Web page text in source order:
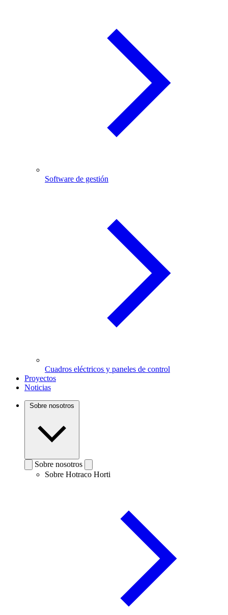
Software de gestión
Cuadros eléctricos y paneles de control
Proyectos
Noticias
Sobre nosotros
Sobre nosotros
Sobre Hotraco Horti